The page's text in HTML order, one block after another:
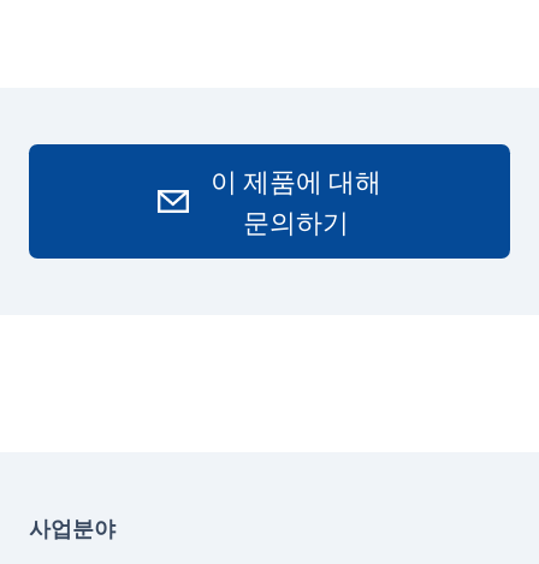
이 제품에 대해
문의하기
사업분야